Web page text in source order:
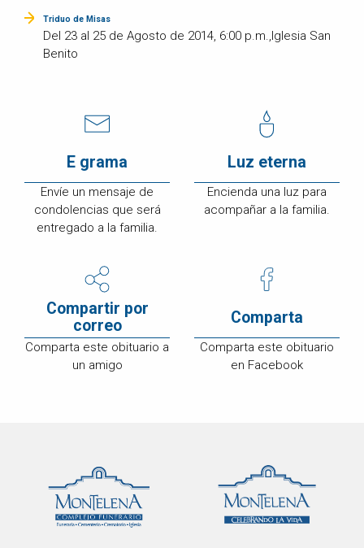
Triduo de Misas
Del 23 al 25 de Agosto de 2014, 6:00 p.m.,Iglesia San
Benito
E grama
Envíe un mensaje de
condolencias que será
entregado a la familia.
Luz eterna
Encienda una luz para
acompañar a la familia.
Compartir por
correo
Comparta este obituario a
un amigo
Comparta
Comparta este obituario
en Facebook